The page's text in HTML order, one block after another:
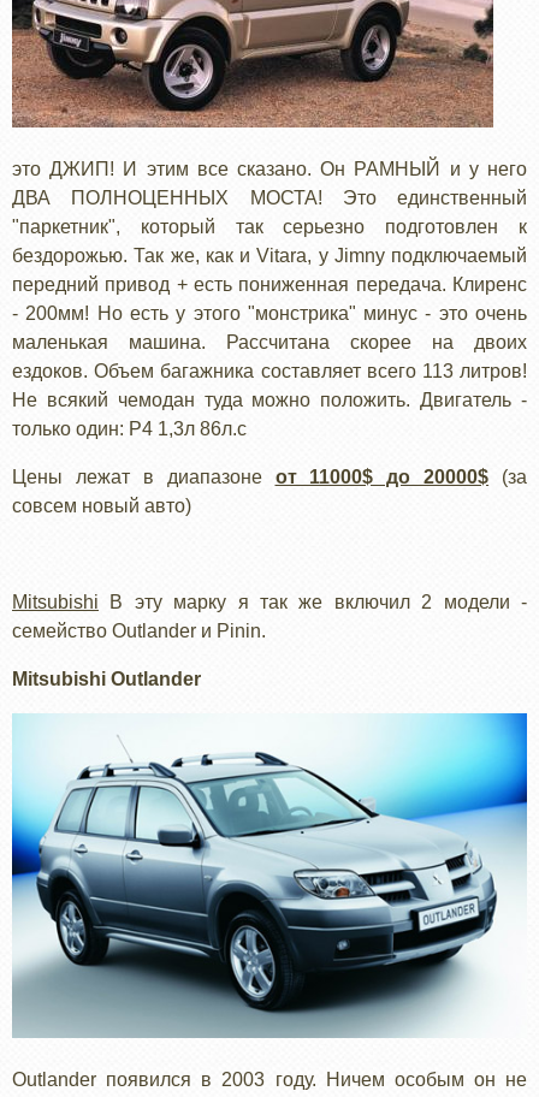
это ДЖИП! И этим все сказано. Он РАМНЫЙ и у него
ДВА ПОЛНОЦЕННЫХ МОСТА! Это единственный
"паркетник", который так серьезно подготовлен к
бездорожью. Так же, как и Vitara, у Jimny подключаемый
передний привод + есть пониженная передача. Клиренс
- 200мм! Но есть у этого "монстрика" минус - это очень
маленькая машина. Рассчитана скорее на двоих
ездоков. Объем багажника составляет всего 113 литров!
Не всякий чемодан туда можно положить. Двигатель -
только один: Р4 1,3л 86л.с
Цены лежат в диапазоне от 11000$ до 20000$ (за
совсем новый авто)
Mitsubishi В эту марку я так же включил 2 модели -
семейство Outlander и Pinin.
Mitsubishi Outlander
Outlander появился в 2003 году. Ничем особым он не